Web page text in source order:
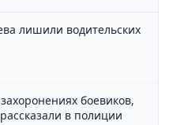
лишили водительских
боевиков,
в полиции